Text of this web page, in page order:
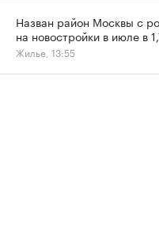
Назван район Москвы с
на новостройки в июле в
Жилье, 13:55